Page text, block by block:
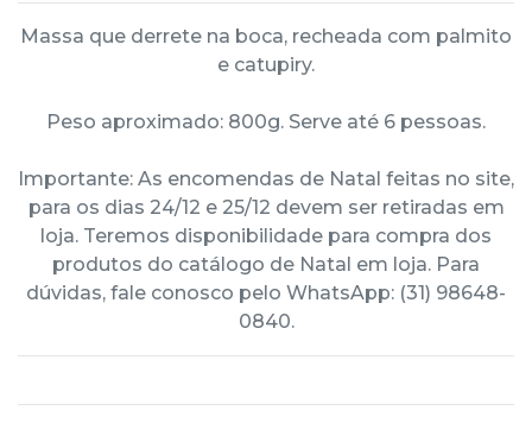
Massa que derrete na boca, recheada com palmito
e catupiry.
Peso aproximado: 800g. Serve até 6 pessoas.
Importante: As encomendas de Natal feitas no site,
para os dias 24/12 e 25/12 devem ser retiradas em
loja. Teremos disponibilidade para compra dos
produtos do catálogo de Natal em loja. Para
dúvidas, fale conosco pelo WhatsApp: (31) 98648-
0840.